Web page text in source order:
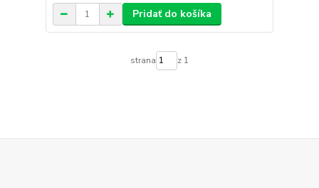
Pridať do košíka
strana z 1